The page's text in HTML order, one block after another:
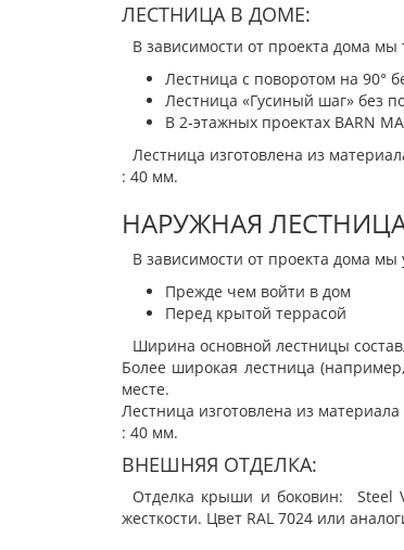
ЛЕСТНИЦА В ДОМЕ:
В зависимости от проекта дома
Лестница с поворотом на 90°
Лестница «Гусиный шаг» без
В 2-этажных проектах BARN
Лестница изготовлена ​​из
: 40 мм.
НАРУЖНАЯ
В зависимости от проекта дома
Прежде чем войти в дом
Перед крытой террасой
Ширина основной лестницы
Более широкая лестница
месте.
Лестница изготовлена ​​из
: 40 мм.
ВНЕШНЯЯ ОТДЕЛКА:
Отделка крыши и боковин: Steel
жесткости. Цвет RAL 7024 или